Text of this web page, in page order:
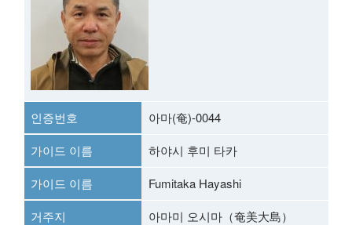
인증번호
아마(奄)-0044
가이드 이름
하야시 후미 타카
가이드 이름
Fumitaka Hayashi
거주지
아마미 오시마（奄美大島）